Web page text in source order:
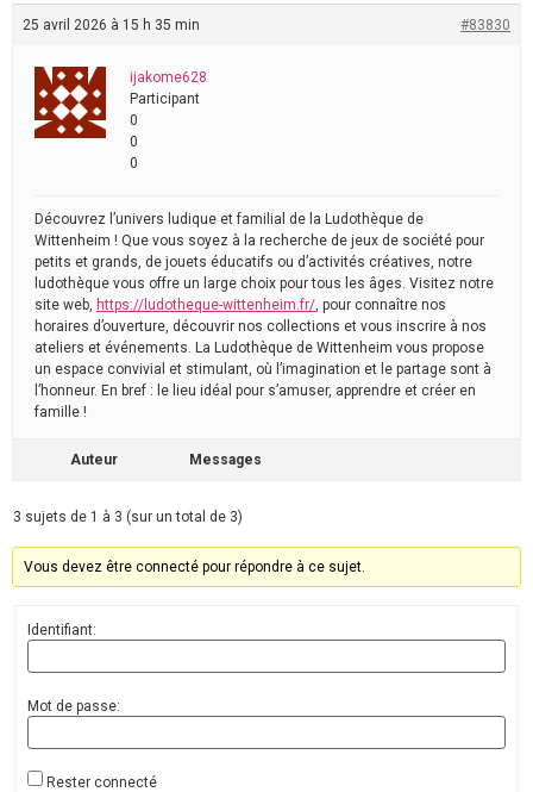
25 avril 2026 à 15 h 35 min #83830
ijakome628
Participant
0
0
0
Découvrez l’univers ludique et familial de la Ludothèque de
Wittenheim ! Que vous soyez à la recherche de jeux de société pour
petits et grands, de jouets éducatifs ou d’activités créatives, notre
ludothèque vous offre un large choix pour tous les âges. Visitez notre
site web, https://ludotheque-wittenheim.fr/, pour connaître nos
horaires d’ouverture, découvrir nos collections et vous inscrire à nos
ateliers et événements. La Ludothèque de Wittenheim vous propose
un espace convivial et stimulant, où l’imagination et le partage sont à
l’honneur. En bref : le lieu idéal pour s’amuser, apprendre et créer en
famille !
Auteur Messages
3 sujets de 1 à 3 (sur un total de 3)
Vous devez être connecté pour répondre à ce sujet.
Identifiant:
Mot de passe:
Rester connecté